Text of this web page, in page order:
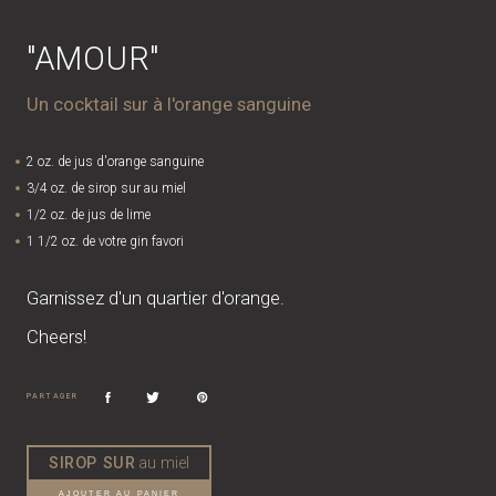
"AMOUR"
Un cocktail sur à l'orange sanguine
2 oz. de jus d'orange sanguine
3/4 oz. de sirop sur au miel
1/2 oz. de jus de lime
1 1/2 oz. de votre gin favori
Garnissez d'un quartier d'orange.
Cheers!
PARTAGER
SIROP SUR au miel
AJOUTER AU PANIER